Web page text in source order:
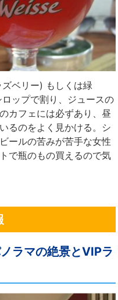
ベリー) もしくは緑
ップで割り、ジュースの
カフェには必ずあり、昼
るのをよく見かける。シ
ールの苦みが苦手な女性
で瓶のもの買えるので気
ラマの絶景とVIPラ